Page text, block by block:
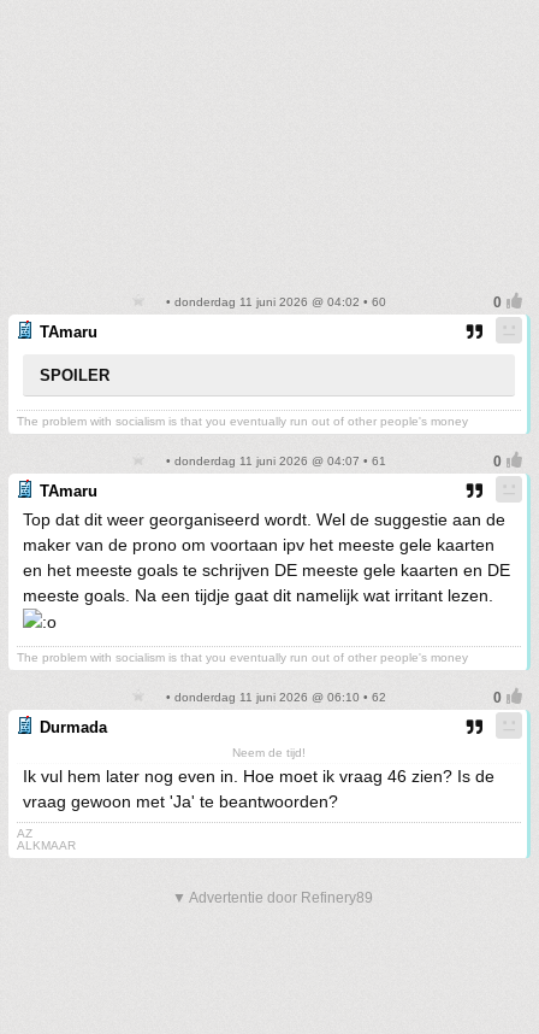
• donderdag 11 juni 2026 @ 04:02 • 60
TAmaru
SPOILER
The problem with socialism is that you eventually run out of other people's money
• donderdag 11 juni 2026 @ 04:07 • 61
TAmaru
Top dat dit weer georganiseerd wordt. Wel de suggestie aan de
maker van de prono om voortaan ipv het meeste gele kaarten
en het meeste goals te schrijven DE meeste gele kaarten en DE
meeste goals. Na een tijdje gaat dit namelijk wat irritant lezen.
The problem with socialism is that you eventually run out of other people's money
• donderdag 11 juni 2026 @ 06:10 • 62
Durmada
Neem de tijd!
Ik vul hem later nog even in. Hoe moet ik vraag 46 zien? Is de
vraag gewoon met 'Ja' te beantwoorden?
AZ
ALKMAAR
▼ Advertentie door Refinery89